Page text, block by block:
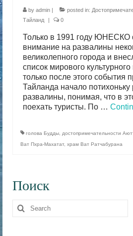
by admin | posted in:
Тайланд
| 0
Только в 1991 году ЮНЕСКО
внимание на развалины
великолепного города и
список мирового
только после этого события
Тайланда начало потихоньку
развалины, понимая, что в
поехать туристы. По …
голова Будды достопримечательности
Ват Пхра-Махатат, храм Ват Ратчабурана
Поиск
Search
for: